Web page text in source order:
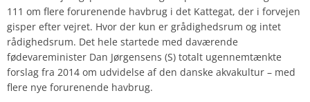
111 om flere forurenende havbrug i det Kattegat, der i forvejen
gisper efter vejret. Hvor der kun er grådighedsrum og intet
rådighedsrum. Det hele startede med daværende
fødevareminister Dan Jørgensens (S) totalt ugennemtænkte
forslag fra 2014 om udvidelse af den danske akvakultur – med
flere nye forurenende havbrug.